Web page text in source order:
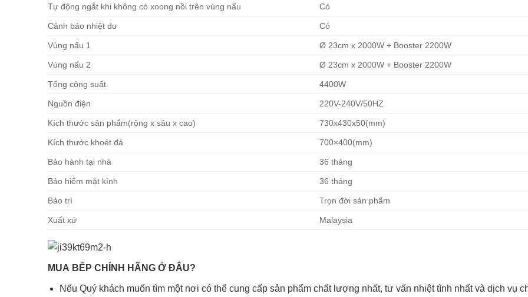
Tự động ngắt khi không có xoong nồi trên vùng nấu Có
Cảnh báo nhiệt dư Có
Vùng nấu 1 Ø 23cm x 2000W + Booster 2200W
Vùng nấu 2 Ø 23cm x 2000W + Booster 2200W
Tổng công suất 4400W
Nguồn điện 220V-240V/50HZ
Kích thước sản phẩm(rộng x sâu x cao) 730x430x50(mm)
Kích thước khoét đá 700×400(mm)
Bảo hành tại nhà 36 tháng
Bảo hiểm mặt kính 36 tháng
Bảo trì Trọn đời sản phẩm
Xuất xứ Malaysia
MUA BẾP CHÍNH HÃNG Ở ĐÂU?
Nếu Quý khách muốn tìm một nơi có thể cung cấp sản phẩm chất lượng nhất, tư vấn nhiệt tình nhất và dịch vụ